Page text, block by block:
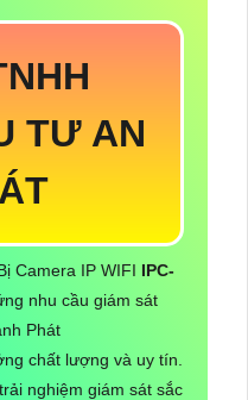
TƯ AN
Camera IP WIFI IPC-
nhu cầu giám sát
Phát
chất lượng và uy tín.
trải nghiệm giám sát sắc